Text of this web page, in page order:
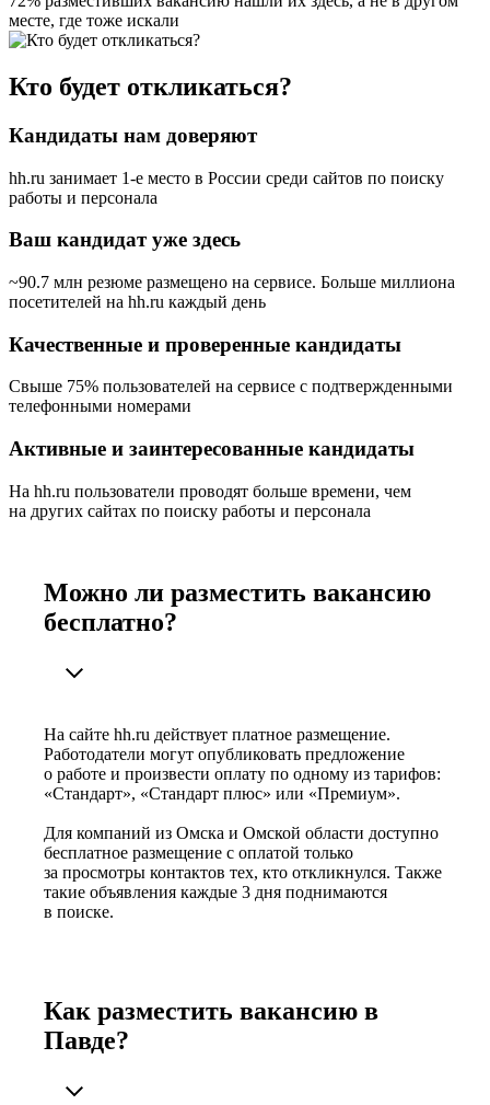
месте, где тоже искали
Кто будет откликаться?
Кандидаты нам доверяют
hh.ru занимает 1-е место в России среди сайтов по поиску
работы и персонала
Ваш кандидат уже здесь
~90.7 млн резюме размещено на сервисе. Больше миллиона
посетителей на hh.ru каждый день
Качественные и проверенные кандидаты
Свыше 75% пользователей на сервисе с подтвержденными
телефонными номерами
Активные и заинтересованные кандидаты
На hh.ru пользователи проводят больше времени, чем
на других сайтах по поиску работы и персонала
Можно ли разместить вакансию
бесплатно?
На сайте hh.ru действует платное размещение.
Работодатели могут опубликовать предложение
о работе и произвести оплату по одному из тарифов:
«Стандарт», «Стандарт плюс» или «Премиум».
Для компаний из Омска и Омской области доступно
бесплатное размещение с оплатой только
за просмотры контактов тех, кто откликнулся. Также
такие объявления каждые 3 дня поднимаются
в поиске.
Как разместить вакансию в
Павде?